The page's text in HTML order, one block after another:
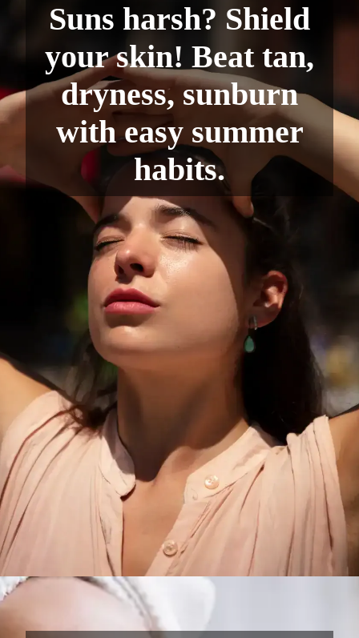
Suns harsh? Shield
your skin! Beat tan,
dryness, sunburn
with easy summer
habits.